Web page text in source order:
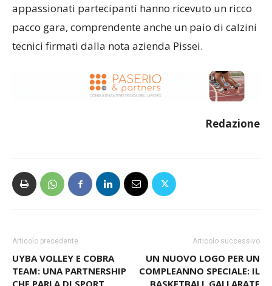
appassionati partecipanti hanno ricevuto un ricco
pacco gara, comprendente anche un paio di calzini
tecnici firmati dalla nota azienda Pissei.
Redazione
Articolo precedente
UYBA VOLLEY E COBRA
TEAM: UNA PARTNERSHIP
Articolo successivo
UN NUOVO LOGO PER UN
COMPLEANNO SPECIALE: IL